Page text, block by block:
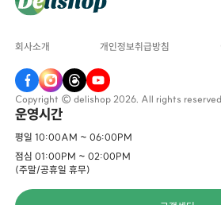
회사소개 개인정보취급방침
Copyright © delishop 2026. All rights
운영시간
평일 10:00AM ~ 06:00PM
점심 01:00PM ~ 02:00PM
(주말/공휴일 휴무)